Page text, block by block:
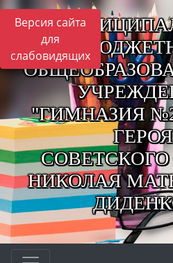
Версия сайта
для
слабовидящих
"ГИМНАЗИЯ
ГЕРОЯ
НИКОЛАЯ